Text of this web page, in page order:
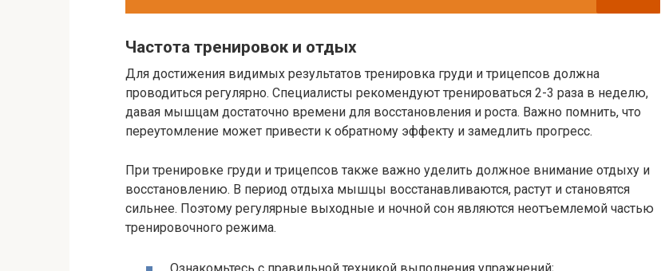
Частота тренировок и отдых
Для достижения видимых результатов тренировка груди и трицепсов должна
проводиться регулярно. Специалисты рекомендуют тренироваться 2-3 раза в неделю,
давая мышцам достаточно времени для восстановления и роста. Важно помнить, что
переутомление может привести к обратному эффекту и замедлить прогресс.
При тренировке груди и трицепсов также важно уделить должное внимание отдыху и
восстановлению. В период отдыха мышцы восстанавливаются, растут и становятся
сильнее. Поэтому регулярные выходные и ночной сон являются неотъемлемой частью
тренировочного режима.